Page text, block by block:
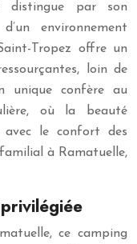
distingue par son
environnement
Tropez offre un
loin de
unique confère au
où la beauté
avec le confort des
à Ramatuelle,
ce camping